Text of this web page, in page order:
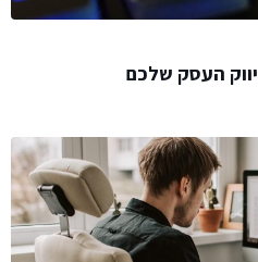
העסק שלכם